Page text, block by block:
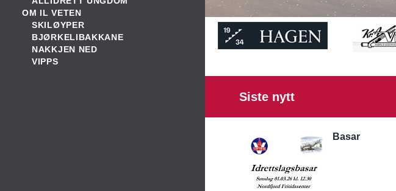
OM IL VETEN
SKILØYPER
BJØRKELIBAKKANE
NAKKJEN NED
VIPPS
Siste nytt
Basar